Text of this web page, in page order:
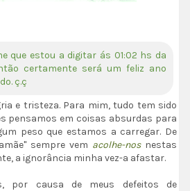
que estou a digitar ás 01:02 hs da
certamente será um feliz ano
ç.ç
e tristeza. Para mim, tudo tem sido
pensamos em coisas absurdas para
peso que estamos a carregar. De
sempre vem acolhe-nosnestas
a ignorância minha vez-a afastar.
por causa de meus defeitos de